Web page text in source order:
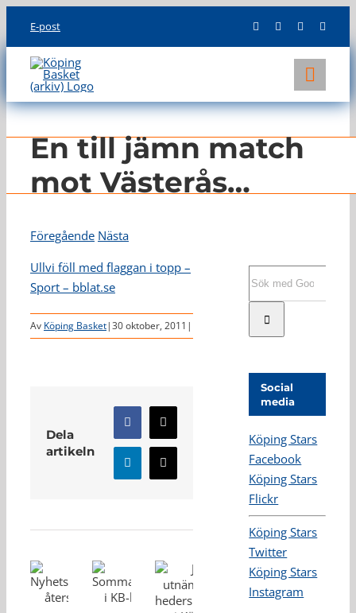
content
E-post
KLUBBEN
LAG
INFO
En till jämn match
mot Västerås…
Föregående Nästa
Ullvi föll med flaggan i topp –
Sport – bblat.se
Av Köping Basket|30 oktober, 2011 |
Dela
artikeln
Facebook
X
LinkedInE-
post
Social
media
Köping Stars
Facebook
Köping Stars
Flickr
Köping Stars
Twitter
Köping Stars
Instagram